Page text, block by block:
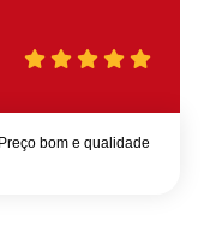
bom e qualidade